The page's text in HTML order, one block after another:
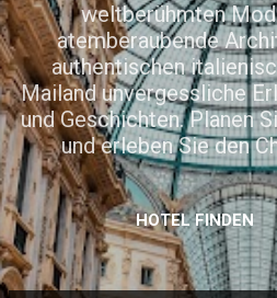
weltberühmten
atemberaubende
authentischen
Mailand unvergessliche
und Geschichten. Planen
und erleben Sie den
HOTEL FINDEN